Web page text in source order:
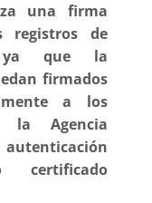
una firma
registros de
ya que la
firmados
a los
la Agencia
certificado